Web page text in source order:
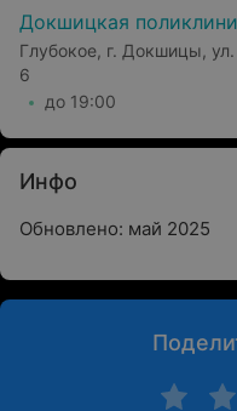
Докшицкая
Глубокое, г. Докшицы,
6
до 19:00
Инфо
Обновлено: май 2025